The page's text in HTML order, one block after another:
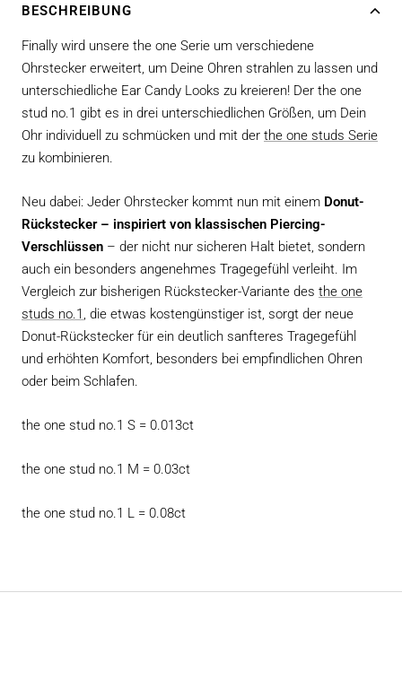
BESCHREIBUNG
Finally wird unsere the one Serie um verschiedene
Ohrstecker erweitert, um Deine Ohren strahlen zu lassen und
unterschiedliche Ear Candy Looks zu kreieren! Der the one
stud no.1 gibt es in drei unterschiedlichen Größen, um Dein
Ohr individuell zu schmücken und mit der the one studs Serie
zu kombinieren.
Neu dabei: Jeder Ohrstecker kommt nun mit einem Donut-
Rückstecker – inspiriert von klassischen Piercing-
Verschlüssen – der nicht nur sicheren Halt bietet, sondern
auch ein besonders angenehmes Tragegefühl verleiht. Im
Vergleich zur bisherigen Rückstecker-Variante des the one
studs no.1 , die etwas kostengünstiger ist, sorgt der neue
Donut-Rückstecker für ein deutlich sanfteres Tragegefühl
und erhöhten Komfort, besonders bei empfindlichen Ohren
oder beim Schlafen.
the one stud no.1 S = 0.013ct
the one stud no.1 M = 0.03ct
the one stud no.1 L = 0.08ct